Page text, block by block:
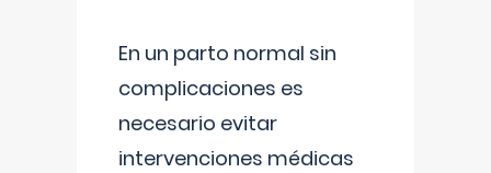
En un parto normal sin
complicaciones es
necesario evitar
intervenciones médicas